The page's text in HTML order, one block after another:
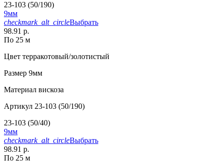
23-103 (50/190)
9мм
checkmark_alt_circleВыбрать
98.91 р.
По 25 м
Цвет терракотовый/золотистый
Размер 9мм
Материал вискоза
Артикул 23-103 (50/190)
23-103 (50/40)
9мм
checkmark_alt_circleВыбрать
98.91 р.
По 25 м